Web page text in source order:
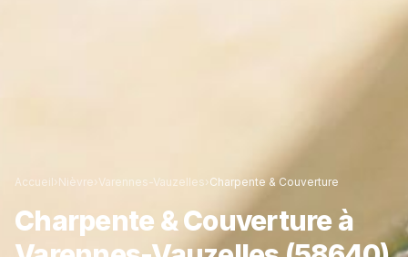
Accueil› Nièvre› Varennes-Vauzelles› Charpente & Couverture
Charpente & Couvertureà